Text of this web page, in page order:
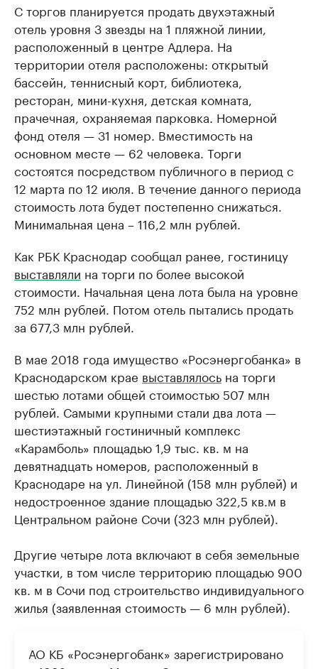
С торгов планируется продать двухэтажный
отель уровня 3 звезды на 1 пляжной линии,
расположенный в центре Адлера. На
территории отеля расположены: открытый
бассейн, теннисный корт, библиотека,
ресторан, мини-кухня, детская комната,
прачечная, охраняемая парковка. Номерной
фонд отеля — 31 номер. Вместимость на
основном месте — 62 человека. Торги
состоятся посредством публичного в период с
12 марта по 12 июля. В течение данного периода
стоимость лота будет постепенно снижаться.
Минимальная цена – 116,2 млн рублей.
Как РБК Краснодар сообщал ранее, гостиницу
выставляли на торги по более высокой
стоимости. Начальная цена лота была на уровне
752 млн рублей. Потом отель пытались продать
за 677,3 млн рублей.
В мае 2018 года имущество «Росэнергобанка» в
Краснодарском крае выставлялось на торги
шестью лотами общей стоимостью 507 млн
рублей. Самыми крупными стали два лота —
шестиэтажный гостиничный комплекс
«Карамболь» площадью 1,9 тыс. кв. м на
девятнадцать номеров, расположенный в
Краснодаре на ул. Линейной (158 млн рублей) и
недостроенное здание площадью 322,5 кв.м в
Центральном районе Сочи (323 млн рублей).
Другие четыре лота включают в себя земельные
участки, в том числе территорию площадью 900
кв. м в Сочи под строительство индивидуального
жилья (заявленная стоимость — 6 млн рублей).
АО КБ «Росэнергобанк» зарегистрировано